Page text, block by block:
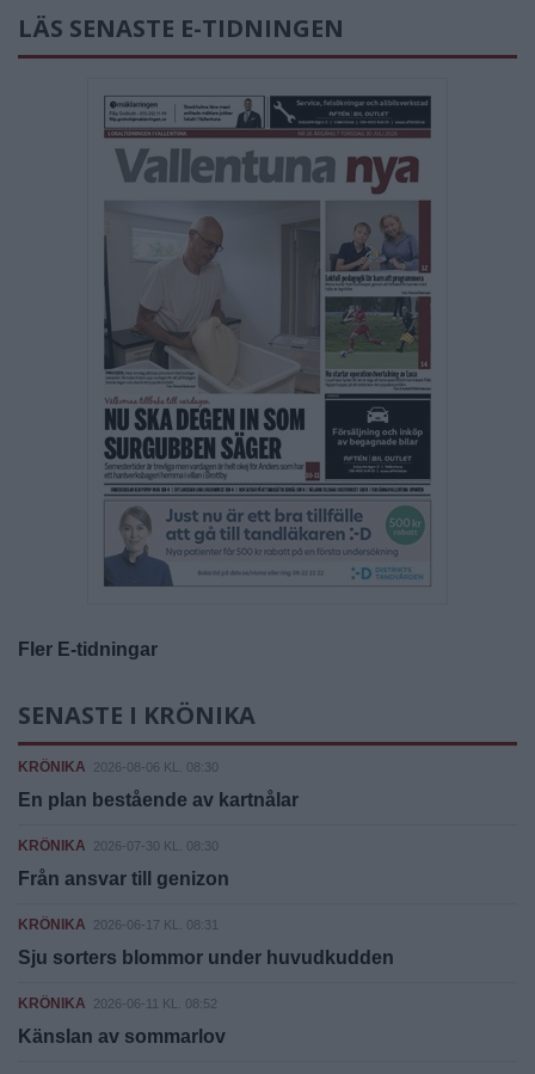
LÄS SENASTE E-TIDNINGEN
Fler E-tidningar
SENASTE I KRÖNIKA
KRÖNIKA 2026-08-06 KL. 08:30
En plan bestående av kartnålar
KRÖNIKA 2026-07-30 KL. 08:30
Från ansvar till genizon
KRÖNIKA 2026-06-17 KL. 08:31
Sju sorters blommor under huvudkudden
KRÖNIKA 2026-06-11 KL. 08:52
Känslan av sommarlov